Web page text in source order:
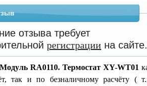
отзыва требует
регистрации на сайте.
Модуль RA0110. Термостат XY-WT01
так и по безналичному расчёту (